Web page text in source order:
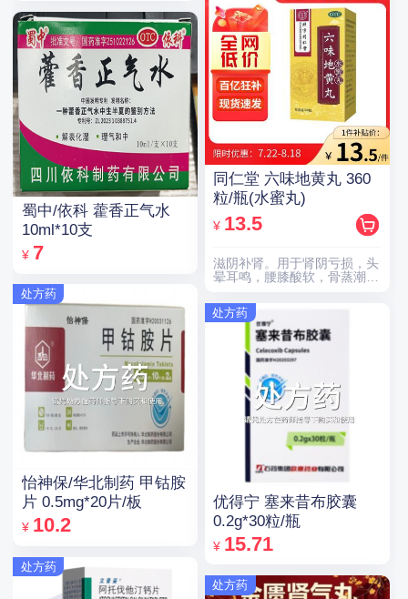
蜀中/依科 藿香正气水
10ml*10支
¥ 7
处方药
怡神保/华北制药 甲钴胺
片 0.5mg*20片/板
¥ 10.2
处方药
同仁堂 六味地黄丸 360
粒/瓶(水蜜丸)
¥ 13.5
滋阴补肾。用于肾阴亏损，头
晕耳鸣，腰膝酸软，骨蒸潮
处方药
优得宁 塞来昔布胶囊
0.2g*30粒/瓶
¥ 15.71
处方药